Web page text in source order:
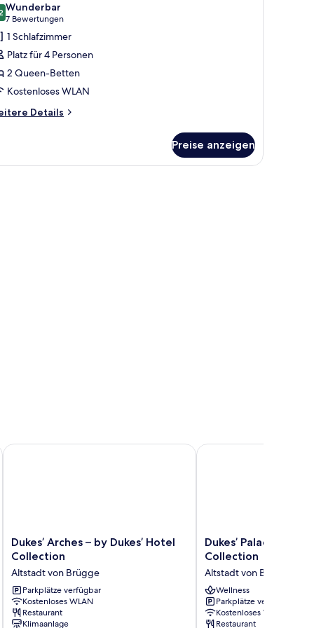
von 10
Wunderbar
7 Bewertungen
(7
Bewertungen)
1 Schlafzimmer
Platz für 4 Personen
2 Queen-Betten
Kostenloses WLAN
Details
Preise anzeigen
Dukes’
Arches
by
Dukes’
Hotel
Collection
Dukes’ Arches – by Dukes’ Hotel
Collection
Altstadt von Brügge
Parkplätze verfügbar
Kostenloses WLAN
Restaurant
Klimaanlage
Dukes’ Arches – by Dukes’ Hotel Collection
Dukes’
Palace
by
Dukes’
Hotel
Collection
Dukes’ Palace – by
Collection
Altstadt von Brügge
Wellness
Parkplätze verfügbar
Kostenloses WLAN
Restaurant
Dukes’ Palace – by